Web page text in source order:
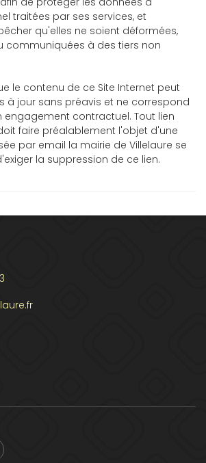
traitées par ses services, et
qu'elles ne soient déformées,
communiquées à des tiers non
le contenu de ce Site Internet peut
à jour sans préavis et ne correspond
engagement contractuel. Tout lien
faire préalablement l'objet d'une
par email la mairie de Villelaure se
la suppression de ce lien.